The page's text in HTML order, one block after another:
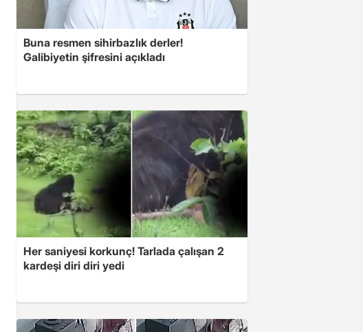
Buna resmen sihirbazlık derler!
Galibiyetin şifresini açıkladı
Her saniyesi korkunç! Tarlada çalışan 2
kardeşi diri diri yedi